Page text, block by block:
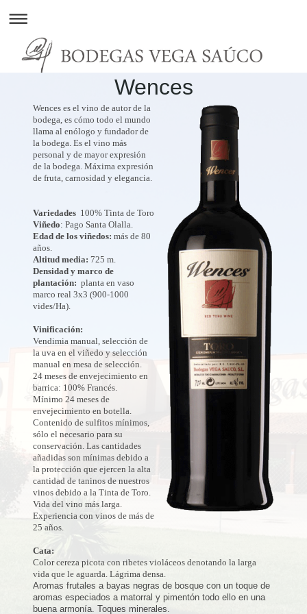
Wences
Wences es el vino de autor de la
bodega, es cómo todo el mundo
llama al enólogo y fundador de
la bodega. Es el vino más
personal y de mayor expresión
de la bodega. Máxima expresión
de fruta, carnosidad y elegancia.
Variedades 100% Tinta de Toro
Viñedo: Pago Santa Olalla.
Edad de los viñedos: más de 80
años.
Altitud media: 725 m.
Densidad y marco de
plantación: planta en vaso
marco real 3x3 (900-1000
vides/Ha).
Vinificación:
Vendimia manual, selección de
la uva en el viñedo y selección
manual en mesa de selección.
24 meses de envejecimiento en
barrica: 100% Francés.
Mínimo 24 meses de
envejecimiento en botella.
Contenido de sulfitos mínimos,
sólo el necesario para su
conservación. Las cantidades
añadidas son mínimas debido a
la protección que ejercen la alta
cantidad de taninos de nuestros
vinos debido a la Tinta de Toro.
Vida del vino más larga.
Experiencia con vinos de más de
25 años.
Cata:
Color cereza picota con ribetes violáceos denotando la larga
vida que le aguarda. Lágrima densa.
Aromas frutales a bayas negras de bosque con un toque de
aromas especiados a matorral y pimentón todo ello en una
buena armonía. Toques minerales.